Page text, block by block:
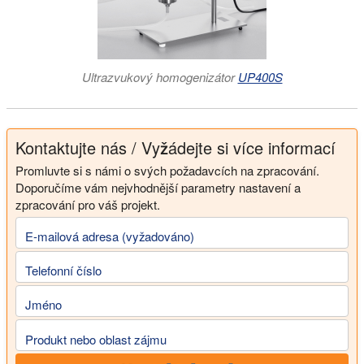
homogenizačních účinků. Amidy a karbonylové částice z
želatiny se následně vážou na nanočástice HAp během
růstové fáze prostřednictvím sonochemicky asistované
[Brundavanam et al. 2011]
Ultrazvukový homogenizátorUP400S
Kontaktujte nás / Vyžádejte si více informací
Promluvte si s námi o svých požadavcích na zpracování.
Doporučíme vám nejvhodnější parametry nastavení a
zpracování pro váš projekt.
E-mailová adresa (vyžadováno)
Telefonní číslo
Jméno
Produkt nebo oblast zájmu